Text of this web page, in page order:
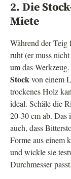
2. Die
Miete
Während der
ruht (er muss
um das
Stockvon einem
trockenes Holz
ideal. Schäle die
20-30 cm ab. Das
auch, dass
Forme aus einem
und wickle sie
Durchmesser passt.